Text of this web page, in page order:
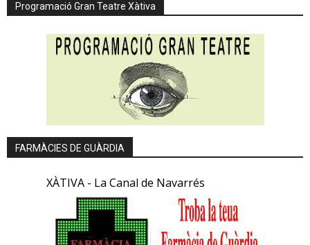
Programació Gran Teatre Xàtiva
FARMÀCIES DE GUÀRDIA
XÀTIVA - La Canal de Navarrés